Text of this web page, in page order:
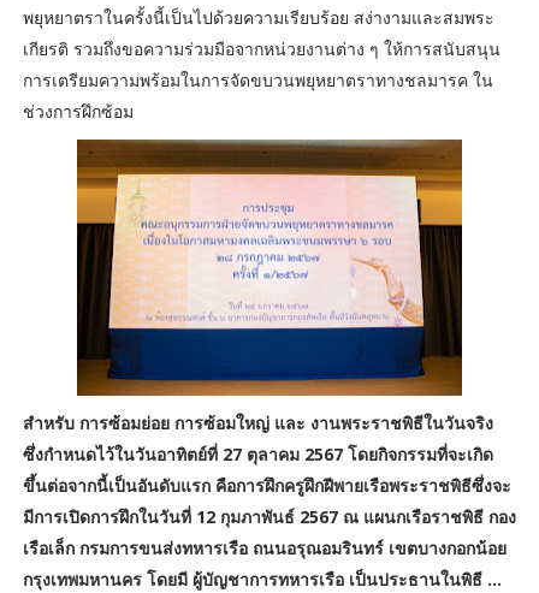
พยุหยาตราในครั้งนี้เป็นไปด้วยความเรียบร้อย สง่างามและสมพระ
เกียรติ รวมถึงขอความร่วมมือจากหน่วยงานต่าง ๆ ให้การสนับสนุน
การเตรียมความพร้อมในการจัดขบวนพยุหยาตราทางชลมารค ใน
ช่วงการฝึกซ้อม
สำหรับ การซ้อมย่อย การซ้อมใหญ่ และ งานพระราชพิธีในวันจริง
ซึ่งกำหนดไว้ในวันอาทิตย์ที่ 27 ตุลาคม 2567 โดยกิจกรรมที่จะเกิด
ขึ้นต่อจากนี้เป็นอันดับแรก คือการฝึกครูฝึกฝีพายเรือพระราชพิธีซึ่งจะ
มีการเปิดการฝึกในวันที่ 12 กุมภาพันธ์ 2567 ณ แผนกเรือราชพิธี กอง
เรือเล็ก กรมการขนส่งทหารเรือ ถนนอรุณอมรินทร์ เขตบางกอกน้อย
กรุงเทพมหานคร โดยมี ผู้บัญชาการทหารเรือ เป็นประธานในพิธี ...